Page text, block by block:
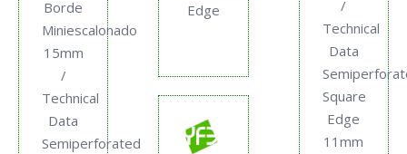
Borde
Miniescalonado
15mm
/
Technical
Data
Semiperforated
Edge
/
Technical
Data
Square
Edge
11mm